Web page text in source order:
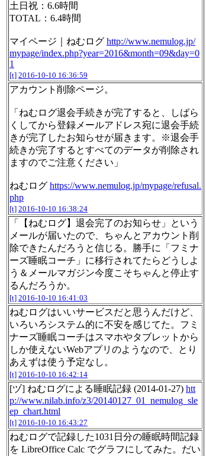
土日祝：6.6時間
TOTAL：6.4時間
マイページ｜ねむログ http://www.nemulog.jp/
mypage/index.php?year=2016&month=09&day=0
1
[t] 2016-10-10 16:36:59
アカウント削除ページ。
「ねむログ退会手続きが完了すると、しばら
くしてから登録メールアドレス宛に退会手続
きが完了したお知らせが届きます。※退会手
続きが完了するとすべてのデータが削除され
ますのでご注意ください」
ねむログ https://www.nemulog.jp/mypage/refusal.
php
[t] 2016-10-10 16:38:24
「【ねむログ】退会完了のお知らせ」という
メールが届いたので、ちゃんとアカウント削
除できたんだろうと信じる。勝手に「フミナ
ーズ睡眠コーチ」に移行されてたらどうしよ
う＆メールマガジン今度こそちゃんと停止す
るんだろうか。
[t] 2016-10-10 16:41:03
ねむログはいいサービスだと思うんだけど、
いろいろシステム的に不安を感じてた。フミ
ナーズ睡眠コーチはスマホやタブレットから
しか使えないWebアプリのようなので、とり
あえずは使う予定なし。
[t] 2016-10-10 16:42:14
[ヅ] ねむログによる睡眠記録 (2014-01-27) htt
p://www.nilab.info/z3/20140127_01_nemulog_sle
ep_chart.html
[t] 2016-10-10 16:43:27
ねむログで記録した1031日分の睡眠時間記録
を LibreOffice Calc でグラフにしてみた。だい